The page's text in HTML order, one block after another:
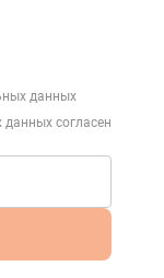
данных
согласен